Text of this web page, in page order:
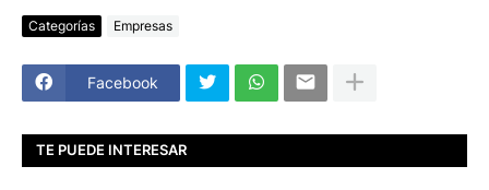
Categorías Empresas
Facebook
TE PUEDE INTERESAR